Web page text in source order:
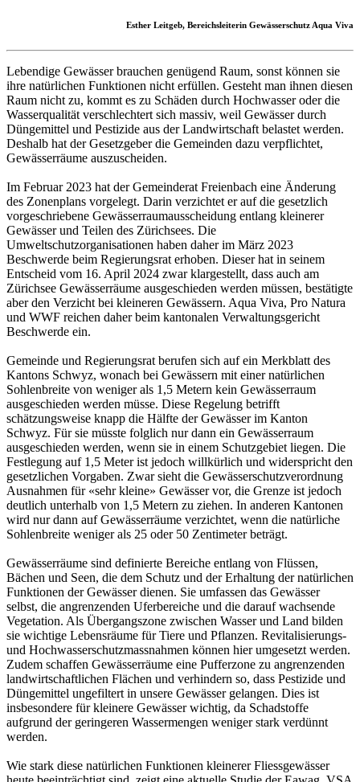
Esther Leitgeb, Bereichsleiterin Gewässerschutz Aqua Viva
Lebendige Gewässer brauchen genügend Raum, sonst können sie
ihre natürlichen Funktionen nicht erfüllen. Gesteht man ihnen diesen
Raum nicht zu, kommt es zu Schäden durch Hochwasser oder die
Wasserqualität verschlechtert sich massiv, weil Gewässer durch
Düngemittel und Pestizide aus der Landwirtschaft belastet werden.
Deshalb hat der Gesetzgeber die Gemeinden dazu verpflichtet,
Gewässerräume auszuscheiden.
Im Februar 2023 hat der Gemeinderat Freienbach eine Änderung
des Zonenplans vorgelegt. Darin verzichtet er auf die gesetzlich
vorgeschriebene Gewässerraumausscheidung entlang kleinerer
Gewässer und Teilen des Zürichsees. Die
Umweltschutzorganisationen haben daher im März 2023
Beschwerde beim Regierungsrat erhoben. Dieser hat in seinem
Entscheid vom 16. April 2024 zwar klargestellt, dass auch am
Zürichsee Gewässerräume ausgeschieden werden müssen, bestätigte
aber den Verzicht bei kleineren Gewässern. Aqua Viva, Pro Natura
und WWF reichen daher beim kantonalen Verwaltungsgericht
Beschwerde ein.
Gemeinde und Regierungsrat berufen sich auf ein Merkblatt des
Kantons Schwyz, wonach bei Gewässern mit einer natürlichen
Sohlenbreite von weniger als 1,5 Metern kein Gewässerraum
ausgeschieden werden müsse. Diese Regelung betrifft
schätzungsweise knapp die Hälfte der Gewässer im Kanton
Schwyz. Für sie müsste folglich nur dann ein Gewässerraum
ausgeschieden werden, wenn sie in einem Schutzgebiet liegen. Die
Festlegung auf 1,5 Meter ist jedoch willkürlich und widerspricht den
gesetzlichen Vorgaben. Zwar sieht die Gewässerschutzverordnung
Ausnahmen für «sehr kleine» Gewässer vor, die Grenze ist jedoch
deutlich unterhalb von 1,5 Metern zu ziehen. In anderen Kantonen
wird nur dann auf Gewässerräume verzichtet, wenn die natürliche
Sohlenbreite weniger als 25 oder 50 Zentimeter beträgt.
Gewässerräume sind definierte Bereiche entlang von Flüssen,
Bächen und Seen, die dem Schutz und der Erhaltung der natürlichen
Funktionen der Gewässer dienen. Sie umfassen das Gewässer
selbst, die angrenzenden Uferbereiche und die darauf wachsende
Vegetation. Als Übergangszone zwischen Wasser und Land bilden
sie wichtige Lebensräume für Tiere und Pflanzen. Revitalisierungs-
und Hochwasserschutzmassnahmen können hier umgesetzt werden.
Zudem schaffen Gewässerräume eine Pufferzone zu angrenzenden
landwirtschaftlichen Flächen und verhindern so, dass Pestizide und
Düngemittel ungefiltert in unsere Gewässer gelangen. Dies ist
insbesondere für kleinere Gewässer wichtig, da Schadstoffe
aufgrund der geringeren Wassermengen weniger stark verdünnt
werden.
Wie stark diese natürlichen Funktionen kleinerer Fliessgewässer